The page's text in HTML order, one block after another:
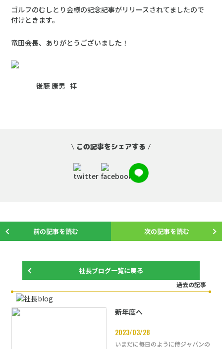
ゴルフのむしとり会様の記念記事がリリースされてましたので
付けときます。
竜田会長、ありがとうございました！
後藤 康男 拝
\ この記事をシェアする /
前の記事を読む 次の記事を読む
社長ブログ一覧に戻る
過去の記事
新年度へ
2023/03/28
いまだに毎日のように侍ジャパンの